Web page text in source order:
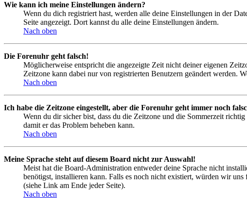
Wie kann ich meine Einstellungen ändern?
Wenn du dich registriert hast, werden alle deine Einstellungen in der
Seite angezeigt. Dort kannst du alle deine Einstellungen ändern.
Nach oben
Die Forenuhr geht falsch!
Möglicherweise entspricht die angezeigte Zeit nicht deiner eigenen
Zeitzone kann dabei nur von registrierten Benutzern geändert werden.
Nach oben
Ich habe die Zeitzone eingestellt, aber die Forenuhr geht immer noch
Wenn du dir sicher bist, dass du die Zeitzone und die Sommerzeit
damit er das Problem beheben kann.
Nach oben
Meine Sprache steht auf diesem Board nicht zur Auswahl!
Meist hat die Board-Administration entweder deine Sprache nicht
benötigst, installieren kann. Falls es noch nicht existiert, würden wir
(siehe Link am Ende jeder Seite).
Nach oben